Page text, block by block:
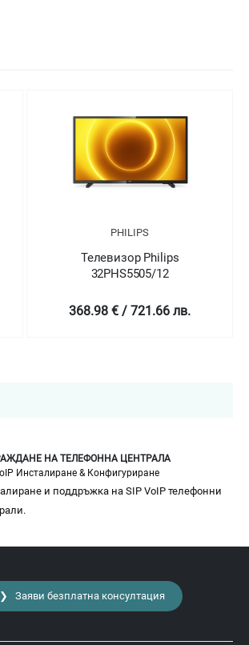
PHILIPS
Телевизор Philips
32PHS5505/12
368.98 € / 721.66 лв.
НА ТЕЛЕФОННА ЦЕНТРАЛА
Инсталиране & Конфигуриране
и поддръжка на SIP VoIP телефонни
❯ Заяви безплатна консултация